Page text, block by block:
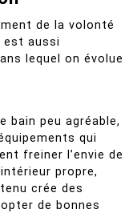
de la volonté
est aussi
lequel on évolue
bain peu agréable,
qui
freiner l’envie de
propre,
crée des
de bonnes